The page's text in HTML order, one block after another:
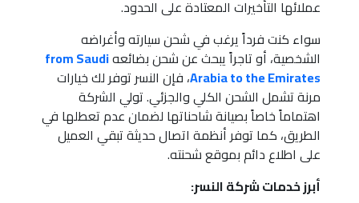
عملائها التأخيرات المعتادة على الحدود.
سواء كنت فرداً يرغب في شحن سيارته وأغراضه
الشخصية، أو تاجراً يبحث عن شحن بضائعهfrom Saudi
Arabia to the Emirates، فإن النسر توفر لك خيارات
مرنة تشمل الشحن الكلي والجزئي. تولي الشركة
اهتماماً خاصاً بصيانة شاحناتها لضمان عدم تعطلها في
الطريق، كما توفر أنظمة اتصال حديثة تبقي العميل
على اطلاع دائم بموقع شحنته.
أبرز خدمات شركة النسر: